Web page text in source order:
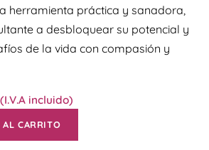
herramienta práctica y sanadora,
a desbloquear su potencial y
de la vida con compasión y
(I.V.A incluido)
AL CARRITO